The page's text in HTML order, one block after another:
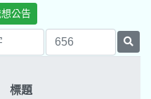
公告
標題